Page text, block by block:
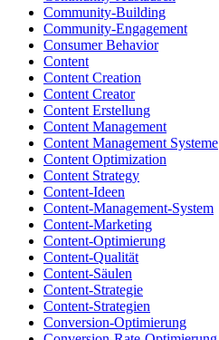
Community-Building
Community-Engagement
Consumer Behavior
Content
Content Creation
Content Creator
Content Erstellung
Content Management
Content Management Systeme
Content Optimization
Content Strategy
Content-Ideen
Content-Management-System
Content-Marketing
Content-Optimierung
Content-Qualität
Content-Säulen
Content-Strategie
Content-Strategien
Conversion-Optimierung